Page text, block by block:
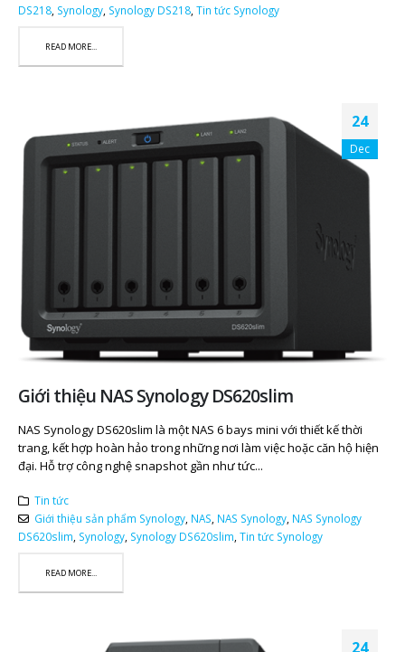
DS218 Synology Synology DS218 Tin tức Synology
READ MORE...
24
Dec
Giới thiệu NAS Synology DS620slim
NAS Synology DS620slim là một NAS 6 bays mini với thiết kế thời
trang, kết hợp hoàn hảo trong những nơi làm việc hoặc căn hộ hiện
đại. Hỗ trợ công nghệ snapshot gần như tức...
Tin tức
Giới thiệu sản phẩm Synology, NAS, NAS Synology, NAS Synology
DS620slim, Synology, Synology DS620slim, Tin tức Synology
READ MORE...
24